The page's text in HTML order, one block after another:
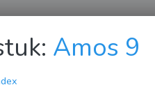
Amos 9